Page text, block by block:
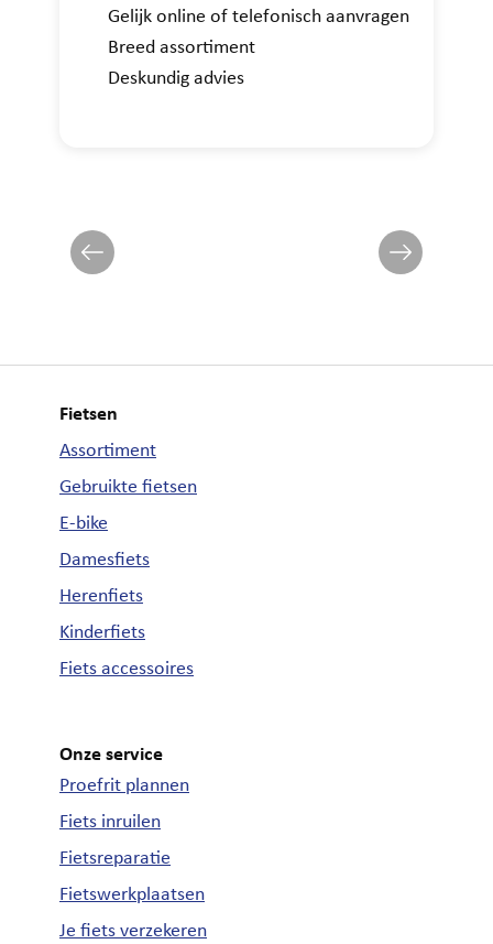
Gelijk online of telefonisch aanvragen
Breed assortiment
Deskundig advies
Fietsen
Assortiment
Gebruikte fietsen
E-bike
Damesfiets
Herenfiets
Kinderfiets
Fiets accessoires
Onze service
Proefrit plannen
Fiets inruilen
Fietsreparatie
Fietswerkplaatsen
Je fiets verzekeren